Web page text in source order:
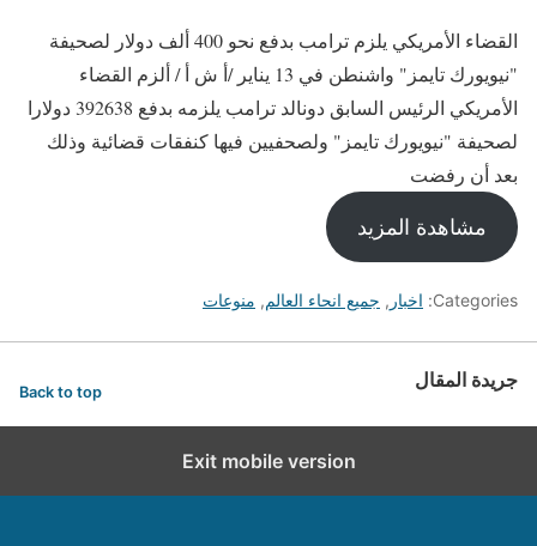
القضاء الأمريكي يلزم ترامب بدفع نحو 400 ألف دولار لصحيفة
"نيويورك تايمز" واشنطن في 13 يناير /أ ش أ / ألزم القضاء
الأمريكي الرئيس السابق دونالد ترامب يلزمه بدفع 392638 دولارا
لصحيفة "نيويورك تايمز" ولصحفيين فيها كنفقات قضائية وذلك
بعد أن رفضت
مشاهدة المزيد
Categories: اخبار , جميع انحاء العالم, منوعات
جريدة المقال Back to top
Exit mobile version